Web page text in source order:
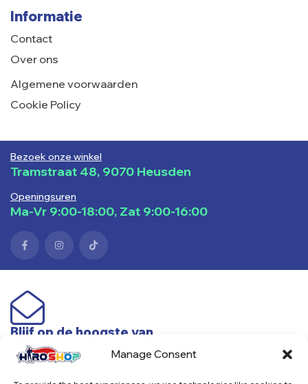
Manage Consent
Bezoek onze winkel
Tramstraat 48, 9070 Heusden
Openingsuren
Ma-Vr 9:00-18:00, Zat 9:00-16:00
Blijf op de hoogste van
nieuwe producten & acties
Informatie
Contact
Over ons
Algemene voorwaarden
Cookie Policy